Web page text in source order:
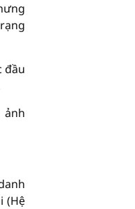
đầu
ảnh
(Hệ